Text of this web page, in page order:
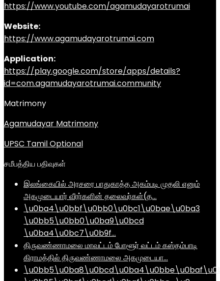
https://www.youtube.com/agamudayarotrumai
Website:
https://www.agamudayarotrumai.com
Application:
https://play.google.com/store/apps/details?
id=com.agamudayarotrumai.community
Matrimony
Agamudayar Matrimony
UPSC Tamil Optional
சமீபத்திய பதிவுகள்
இலங்கையில் அரசரை பாதுகாத்த அகம்படி முதலி எனும்
அகமுடையார் வீரர்களின் தலைவர்கள்(த…
\u0ba4\u0bbf\u0bb0\u0bc1\u0bae\u0ba3
\u0bb5\u0bb0\u0ba9\u0bcd
\u0ba4\u0bc7\u0b9f…
திருவண்ணாமலை மாவட்டம் போளூர் வட்டம் கஸ்தம்பாடி
கிராமத்தில் திருவண்ணாமலை அகமுடையா…